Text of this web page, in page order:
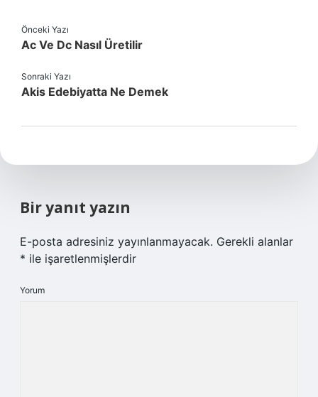
Önceki Yazı
Ac Ve Dc Nasıl Üretilir
Sonraki Yazı
Akis Edebiyatta Ne Demek
Bir yanıt yazın
E-posta adresiniz yayınlanmayacak. Gerekli alanlar
* ile işaretlenmişlerdir
Yorum